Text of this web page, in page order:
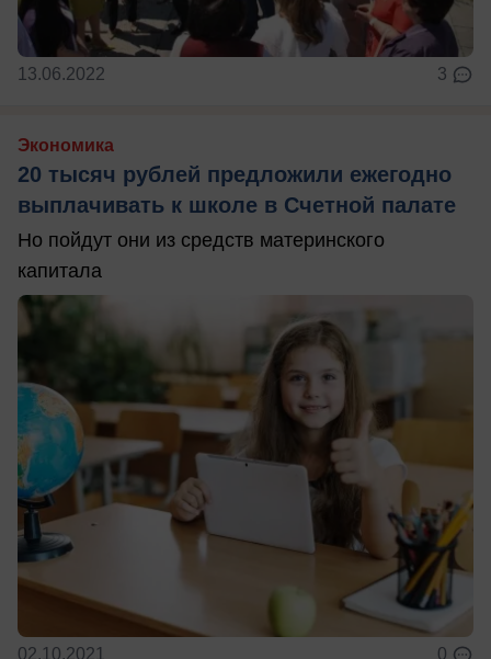
13.06.2022 3
Экономика
20 тысяч рублей предложили ежегодно
выплачивать к школе в Счетной палате
Но пойдут они из средств материнского
капитала
02.10.2021 0